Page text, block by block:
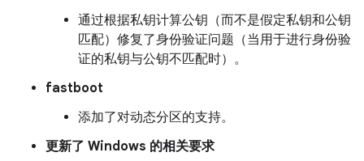
通过根据私钥计算公钥（而不是假定私钥和公钥
匹配）修复了身份验证问题（当用于进行身份验
证的私钥与公钥不匹配时）。
fastboot
添加了对动态分区的支持。
更新了 Windows 的相关要求